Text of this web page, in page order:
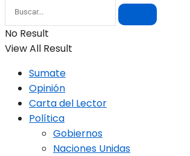
No Result
View All Result
Sumate
Opinión
Carta del Lector
Política
Gobiernos
Naciones Unidas